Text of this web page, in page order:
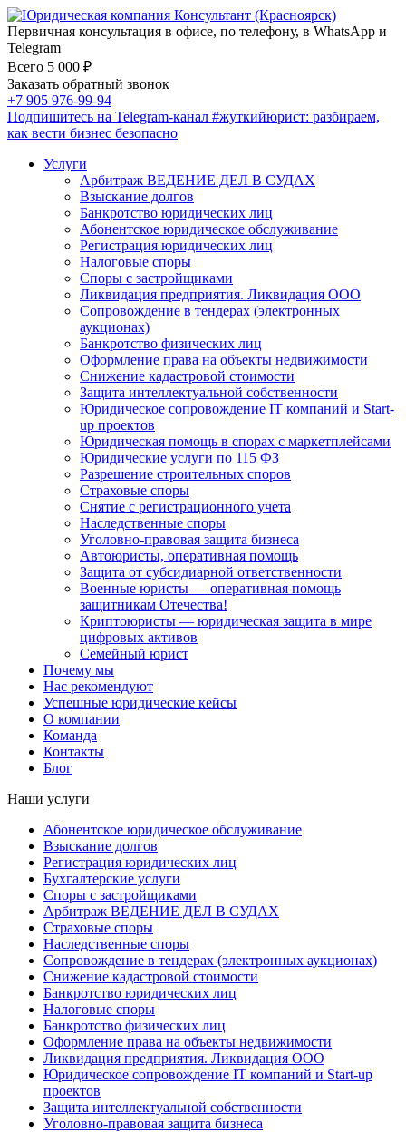
Первичная консультация в офисе, по телефону, в WhatsApp и
Telegram
Всего 5 000 ₽
Заказать обратный звонок
+7 905 976-99-94
Подпишитесь на Telegram-канал #жуткийюрист: разбираем,
как вести бизнес безопасно
Услуги
Арбитраж ВЕДЕНИЕ ДЕЛ В СУДАХ
Взыскание долгов
Банкротство юридических лиц
Абонентское юридическое обслуживание
Регистрация юридических лиц
Налоговые споры
Споры с застройщиками
Ликвидация предприятия. Ликвидация ООО
Сопровождение в тендерах (электронных
аукционах)
Банкротство физических лиц
Оформление права на объекты недвижимости
Снижение кадастровой стоимости
Защита интеллектуальной собственности
Юридическое сопровождение IT компаний и Start-
up проектов
Юридическая помощь в спорах с маркетплейсами
Юридические услуги по 115 ФЗ
Разрешение строительных споров
Страховые споры
Снятие с регистрационного учета
Наследственные споры
Уголовно-правовая защита бизнеса
Автоюристы, оперативная помощь
Защита от субсидиарной ответственности
Военные юристы — оперативная помощь
защитникам Отечества!
Криптоюристы — юридическая защита в мире
цифровых активов
Семейный юрист
Почему мы
Нас рекомендуют
Успешные юридические кейсы
О компании
Команда
Контакты
Блог
Наши услуги
Абонентское юридическое обслуживание
Взыскание долгов
Регистрация юридических лиц
Бухгалтерские услуги
Споры с застройщиками
Арбитраж ВЕДЕНИЕ ДЕЛ В СУДАХ
Страховые споры
Наследственные споры
Сопровождение в тендерах (электронных аукционах)
Снижение кадастровой стоимости
Банкротство юридических лиц
Налоговые споры
Банкротство физических лиц
Оформление права на объекты недвижимости
Ликвидация предприятия. Ликвидация ООО
Юридическое сопровождение IT компаний и Start-up
проектов
Защита интеллектуальной собственности
Уголовно-правовая защита бизнеса